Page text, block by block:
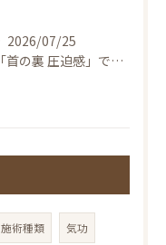
2026/07/25
「首の裏 圧迫感」でお探しの方へ〜本当の整体を仙台で！伊東鍼灸整骨院
施術種類 気功